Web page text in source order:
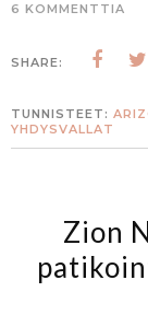
6 KOMMENTTIA
SHARE:
TUNNISTEET:
YHDYSVALLAT
Zion